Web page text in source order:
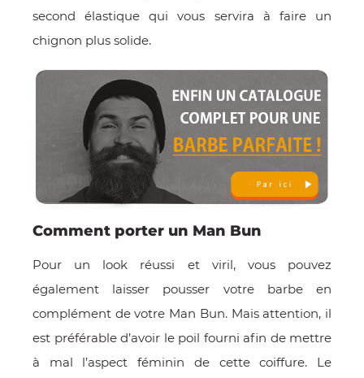
second élastique qui vous servira à faire un
chignon plus solide.
Comment porter un Man Bun
Pour un look réussi et viril, vous pouvez
également laisser pousser votre barbe en
complément de votre Man Bun. Mais attention, il
est préférable d’avoir le poil fourni afin de mettre
à mal l’aspect féminin de cette coiffure. Le